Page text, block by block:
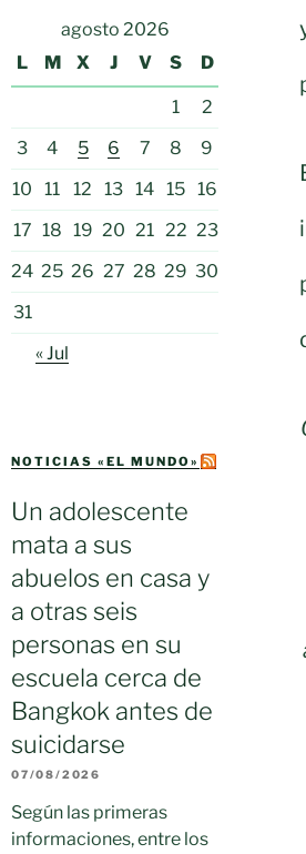
agosto 2026
L
M X J V S D
1
2
3
4 5 6 7 8
9
10
11 12 13 14 15 16
17 18 19 20 21 22 23
24 25 26 27 28 29 30
31
« Jul
NOTICIAS «EL MUNDO»
Un adolescente
mata a sus
abuelos en casa y
a otras seis
personas en su
escuela cerca de
Bangkok antes de
suicidarse
07/08/2026
Según las primeras
informaciones, entre los